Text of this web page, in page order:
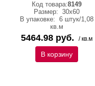
Код товара:8149
Размер: 30х60
В упаковке: 6 штук/1,08
кв.м
5464.98 руб. / кв.м
В корзину